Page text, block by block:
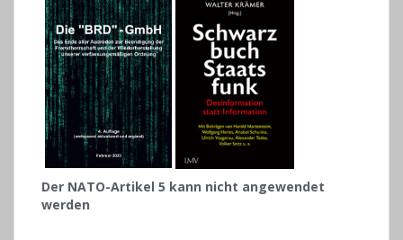
Der NATO-Artikel 5 kann nicht angewendet
werden